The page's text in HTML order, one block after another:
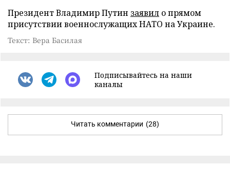
Президент Владимир Путин заявил о прямом
присутствии военнослужащих НАТО на Украине.
Текст: Вера Басилая
Подписывайтесь на наши
каналы
Читать комментарии (28)